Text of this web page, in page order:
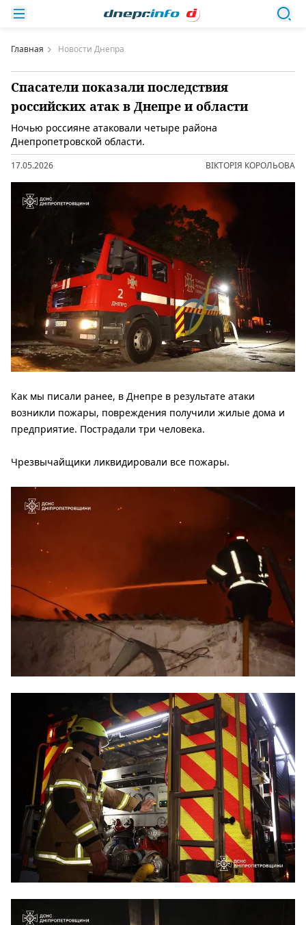
Главная Новости Днепра
Спасатели показали последствия
российских атак в Днепре и области
Ночью россияне атаковали четыре района
Днепропетровской области.
17.05.2026 ВІКТОРІЯ КОРОЛЬОВА
Как мы писали ранее, в Днепре в результате атаки
возникли пожары, повреждения получили жилые дома и
предприятие. Пострадали три человека.
Чрезвычайщики ликвидировали все пожары.